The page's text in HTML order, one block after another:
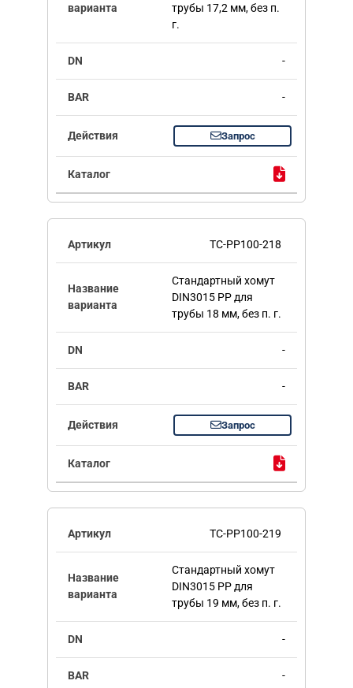
трубы 17,2 мм, без п.
г.
-
-
Запрос
TC-PP100-218
Стандартный хомут
DIN3015 PP для
трубы 18 мм, без п. г.
-
-
Запрос
TC-PP100-219
Стандартный хомут
DIN3015 PP для
трубы 19 мм, без п. г.
-
-